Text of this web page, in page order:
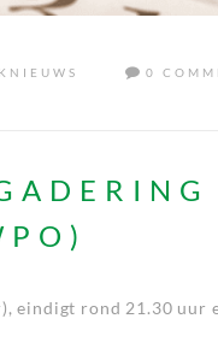
0
eindigt rond 21.30 uur